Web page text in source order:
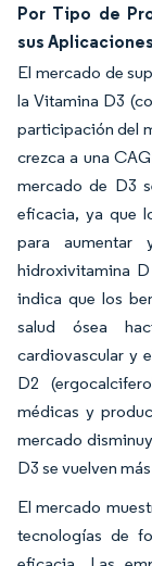
Por Tipo de
sus Aplicaciones
El mercado de
la Vitamina D3
participación del
crezca a una
mercado de D3
eficacia, ya que
para aumentar
hidroxivitamina
indica que los
salud ósea
cardiovascular y
D2
médicas y
mercado
D3 se vuelven
El mercado
tecnologías de